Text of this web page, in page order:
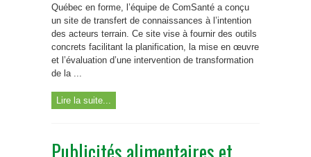
Québec en forme, l’équipe de ComSanté a conçu
un site de transfert de connaissances à l’intention
des acteurs terrain. Ce site vise à fournir des outils
concrets facilitant la planification, la mise en œuvre
et l’évaluation d’une intervention de transformation
de la ...
Lire la suite...